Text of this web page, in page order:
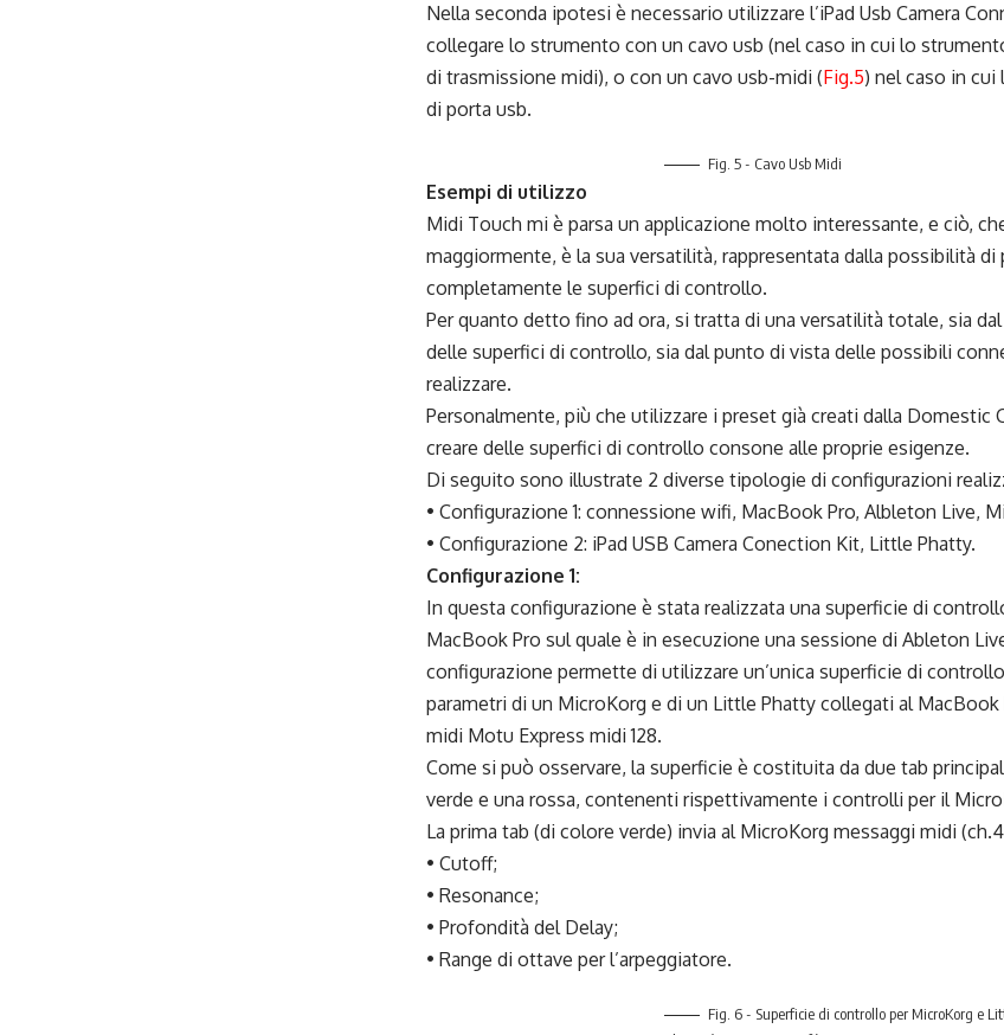
Nella seconda ipotesi è necessario utilizzare l’iPad Usb Camera
collegare lo strumento con un cavo usb (nel caso in cui lo
di trasmissione midi), o con un cavo usb-midi (Fig.5) nel caso in
di porta usb.
Fig. 5 - Cavo Usb Midi
Esempi di utilizzo
Midi Touch mi è parsa un applicazione molto interessante, e ciò,
maggiormente, è la sua versatilità, rappresentata dalla possibilità di
completamente le superfici di controllo.
Per quanto detto fino ad ora, si tratta di una versatilità totale, sia
delle superfici di controllo, sia dal punto di vista delle possibili
realizzare.
Personalmente, più che utilizzare i preset già creati dalla Domestic
creare delle superfici di controllo consone alle proprie esigenze.
Di seguito sono illustrate 2 diverse tipologie di configurazioni
• Configurazione 1: connessione wifi, MacBook Pro, Albleton Live,
• Configurazione 2: iPad USB Camera Conection Kit, Little Phatty.
Configurazione 1:
In questa configurazione è stata realizzata una superficie di
MacBook Pro sul quale è in esecuzione una sessione di Ableton
configurazione permette di utilizzare un’unica superficie di
parametri di un MicroKorg e di un Little Phatty collegati al
midi Motu Express midi 128.
Come si può osservare, la superficie è costituita da due tab
verde e una rossa, contenenti rispettivamente i controlli per il
La prima tab (di colore verde) invia al MicroKorg messaggi midi
• Cutoff;
• Resonance;
• Profondità del Delay;
• Range di ottave per l’arpeggiatore.
Fig. 6 - Superficie di controllo per MicroKorg e